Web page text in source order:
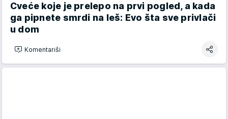
Cveće koje je prelepo na prvi pogled, a kada
ga pipnete smrdi na leš: Evo šta sve privlači
u dom
Komentariši